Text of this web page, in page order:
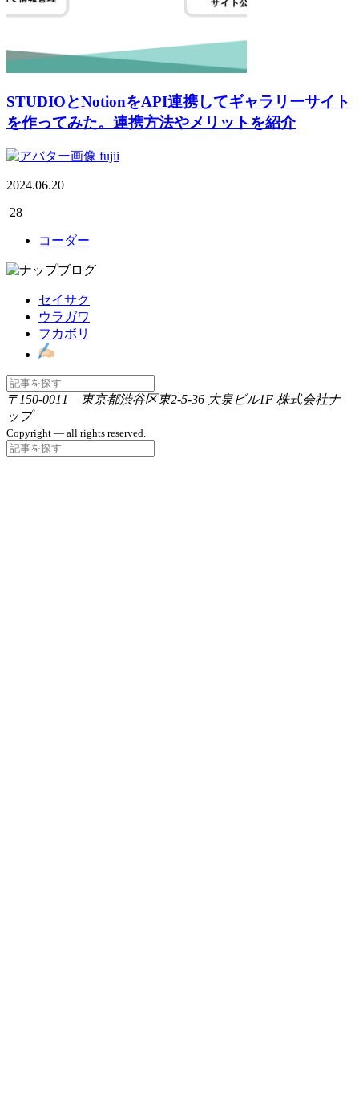
STUDIOとNotionをAPI連携してギャラリーサイト
を作ってみた。連携方法やメリットを紹介
fujii
2024.06.20
28
コーダー
セイサク
ウラガワ
フカボリ
〒150-0011 東京都渋谷区東2-5-36 大泉ビル1F 株式会社ナ
ップ
Copyright — all rights reserved.